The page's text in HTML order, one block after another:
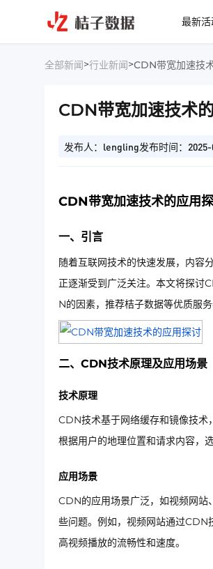
最新活
全部新闻>行业新闻>CDN带宽加速技
CDN带宽加速技术
发布人：lengling发布时间：
CDN带宽加速技术的应用
一、引言
随着互联网技术的快速发展，内容
正逐渐受到广泛关注。本文将探讨
N的因素，推荐桔子数据等优质服务
二、CDN技术原理及应用场景
技术原理
CDN技术基于网络缓存和镜像技术
根据用户的地理位置和请求内容，
应用场景
CDN的应用场景广泛，如视频网站
些问题。例如，视频网站通过CDN
高视频播放的流畅性和速度。